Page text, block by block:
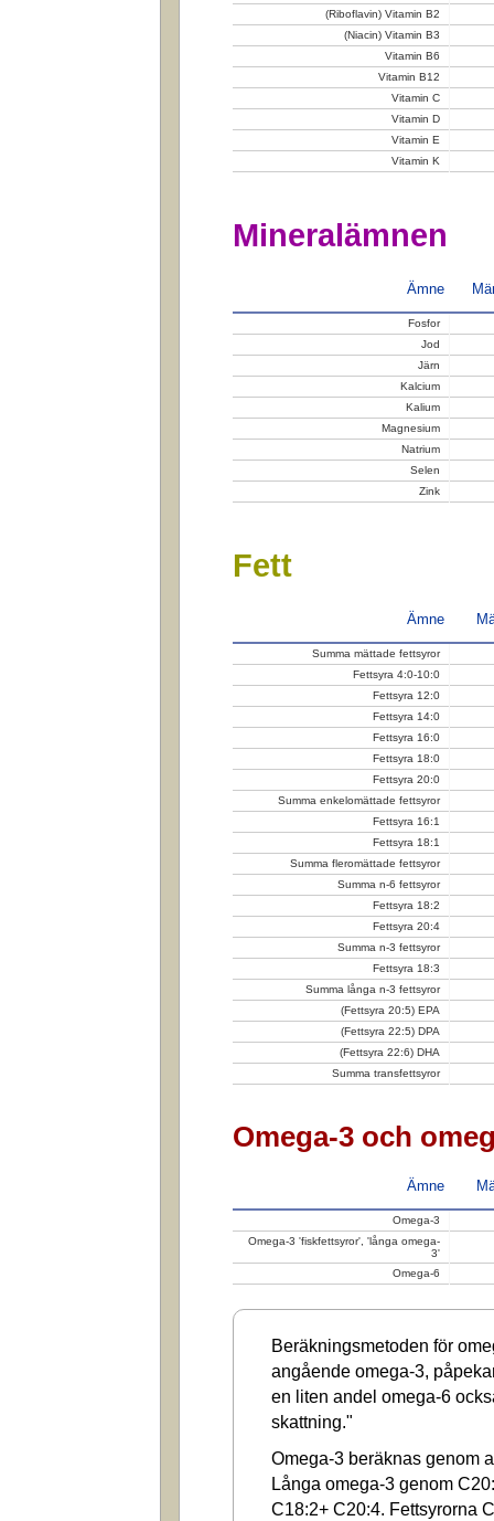
(Riboflavin) Vitamin B2
(Niacin) Vitamin B3
Vitamin B6
Vitamin B12
Vitamin C
Vitamin D
Vitamin E
Vitamin K
Mineralämnen
Ämne
Fosfor
Jod
Järn
Kalcium
Kalium
Magnesium
Natrium
Selen
Zink
Fett
Ämne
Summa mättade fettsyror
Fettsyra 4:0-10:0
Fettsyra 12:0
Fettsyra 14:0
Fettsyra 16:0
Fettsyra 18:0
Fettsyra 20:0
Summa enkelomättade fettsyror
Fettsyra 16:1
Fettsyra 18:1
Summa fleromättade fettsyror
Summa n-6 fettsyror
Fettsyra 18:2
Fettsyra 20:4
Summa n-3 fettsyror
Fettsyra 18:3
Summa långa n-3 fettsyror
(Fettsyra 20:5) EPA
(Fettsyra 22:5) DPA
(Fettsyra 22:6) DHA
Summa transfettsyror
Omega-3 och
Ämne
Omega-3
Omega-3 'fiskfettsyror', 'långa omega-
3'
Omega-6
Beräkningsmetoden för
angående omega-3,
en liten andel omega-6
skattning."
Omega-3 beräknas genom
Långa omega-3 genom
C18:2+ C20:4. Fettsyrorna